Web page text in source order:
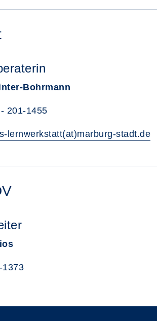
Bohrmann
201-1455
lernwerkstatt(at)marburg-stadt.de
1373